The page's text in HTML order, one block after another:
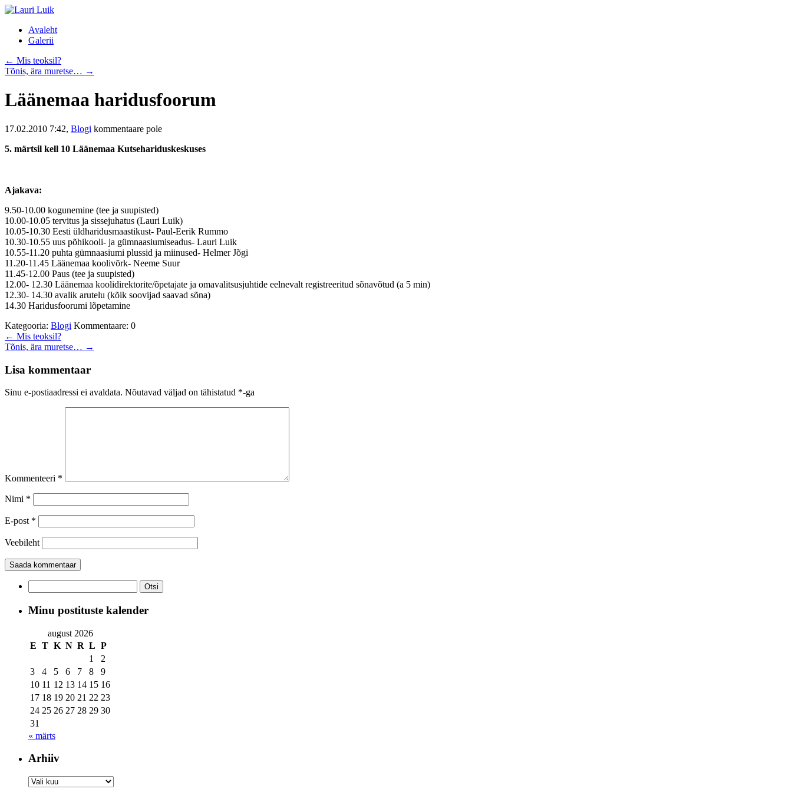
Liigu
Avaleht
Galerii
← Mis teoksil?
Tõnis, ära muretse… →
Läänemaa haridusfoorum
17.02.2010 7:42, Blogi kommentaare pole
5. märtsil kell 10 Läänemaa Kutsehariduskeskuses
Ajakava:
9.50-10.00 kogunemine (tee ja suupisted)
10.00-10.05 tervitus ja sissejuhatus (Lauri Luik)
10.05-10.30 Eesti üldharidusmaastikust- Paul-Eerik Rummo
10.30-10.55 uus põhikooli- ja gümnaasiumiseadus- Lauri Luik
10.55-11.20 puhta gümnaasiumi plussid ja miinused- Helmer Jõgi
11.20-11.45 Läänemaa koolivõrk- Neeme Suur
11.45-12.00 Paus (tee ja suupisted)
12.00- 12.30 Läänemaa koolidirektorite/õpetajate ja omavalitsusjuhtide eelnevalt registreeritud sõnavõtud (a 5 min)
12.30- 14.30 avalik arutelu (kõik soovijad saavad sõna)
14.30 Haridusfoorumi lõpetamine
Kategooria: Blogi Kommentaare: 0
← Mis teoksil?
Tõnis, ära muretse… →
Lisa kommentaar
Sinu e-postiaadressi ei avaldata. Nõutavad väljad on tähistatud *-ga
Kommenteeri *
Nimi *
E-post *
Veebileht
Minu postituste kalender
august 2026
E T K N R L P
1
2
3
4 5 6 7 8
9
10 11 12 13 14 15 16
17 18 19 20 21 22 23
24 25 26 27 28 29 30
31
« märts
Arhiiv
Arhiiv